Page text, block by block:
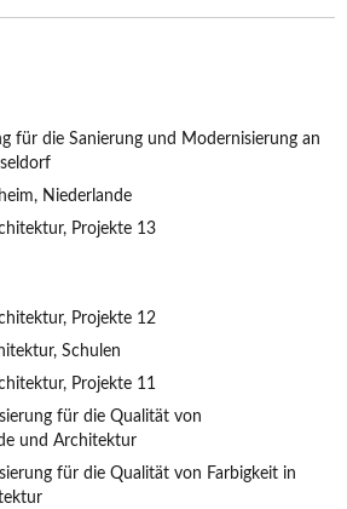
für die Sanierung und Modernisierung an
Niederlande
Projekte 13
Projekte 12
Schulen
Projekte 11
für die Qualität von
und Architektur
für die Qualität von Farbigkeit in